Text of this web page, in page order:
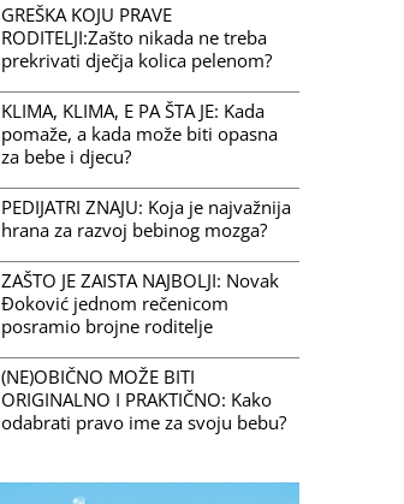
GREŠKA KOJU PRAVE
RODITELJI:Zašto nikada ne treba
prekrivati dječja kolica pelenom?
KLIMA, KLIMA, E PA ŠTA JE: Kada
pomaže, a kada može biti opasna
za bebe i djecu?
PEDIJATRI ZNAJU: Koja je najvažnija
hrana za razvoj bebinog mozga?
ZAŠTO JE ZAISTA NAJBOLJI: Novak
Đoković jednom rečenicom
posramio brojne roditelje
(NE)OBIČNO MOŽE BITI
ORIGINALNO I PRAKTIČNO: Kako
odabrati pravo ime za svoju bebu?